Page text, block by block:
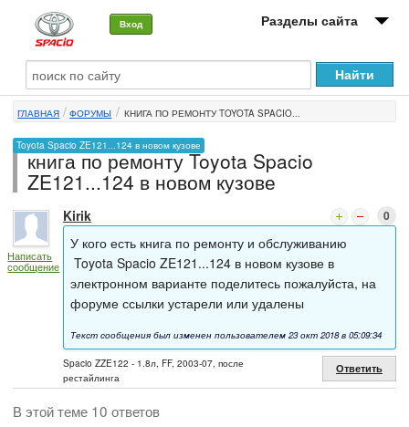
Вход Разделы сайта
О машине
Автоклуб
Форумы
Новости
ГЛАВНАЯ ФОРУМЫ КНИГА ПО РЕМОНТУ TOYOTA SPACIO...
Toyota Spacio ZE121...124 в новом кузове
книга по ремонту Toyota Spacio
ZE121...124 в новом кузове
Написать
сообщение
Kirik 0
У кого есть книга по ремонту и обслуживанию
Toyota Spacio ZE121...124 в новом кузове в
электронном варианте поделитесь пожалуйста, на
форуме ссылки устарели или удалены
Текст сообщения был изменен пользователем 23 окт 2018 в 05:09:34
Spacio ZZE122 - 1.8л, FF, 2003-07, после
рестайлинга
Ответить
В этой теме 10 ответов